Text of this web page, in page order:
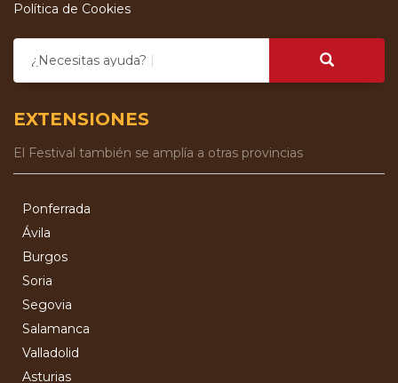
Política de Cookies
¿Necesitas ayuda?
EXTENSIONES
El Festival también se amplía a otras provincias
Ponferrada
Ávila
Burgos
Soria
Segovia
Salamanca
Valladolid
Asturias